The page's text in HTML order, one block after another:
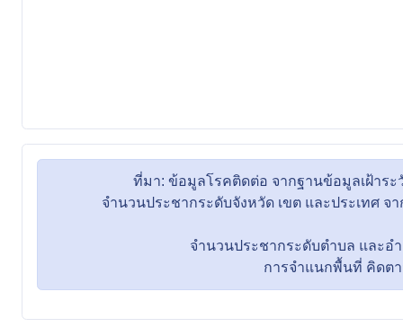
ที่มา: ข้อมูลโรคติดต่อ จากฐานข้อมูลเฝ้าร
จำนวนประชากระดับจังหวัด เขต และประเทศ จา
จำนวนประชากระดับตำบล และอำ
การจำแนกพื้นที่ คิดตาม